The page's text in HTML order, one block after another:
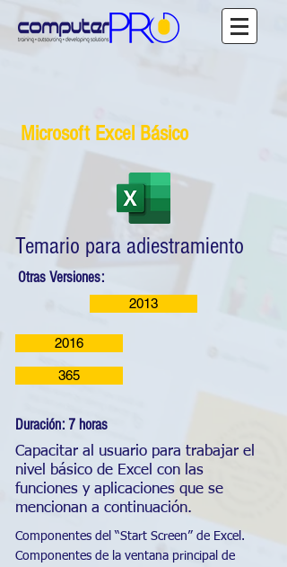
Microsoft Excel Básico
Temario para adiestramiento
Otras Versiones:
2013
2016
365
Duración: 7 horas
Capacitar al usuario para trabajar el
nivel básico de Excel con las
funciones y aplicaciones que se
mencionan a continuación.
Componentes del “Start Screen” de Excel.
Componentes de la ventana principal de